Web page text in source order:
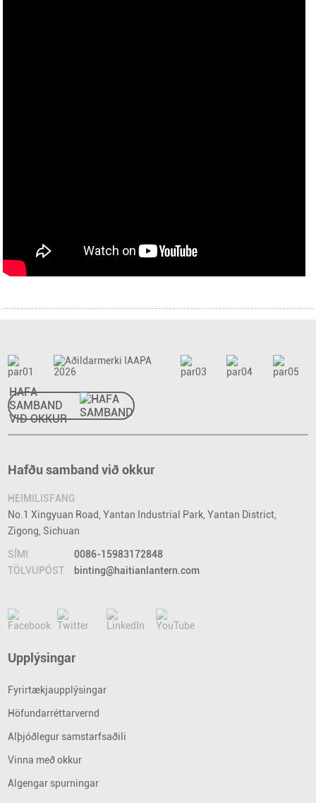
HAFA
SAMBAND
VIÐ OKKUR
Hafðu samband við okkur
HEIMILISFANG
No.1 Xingyuan Road, Yantan Industrial Park, Yantan District,
Zigong, Sichuan
SÍMI
0086-15983172848
TÖLVUPÓST
binting@haitianlantern.com
Upplýsingar
Fyrirtækjaupplýsingar
Höfundarréttarvernd
Alþjóðlegur samstarfsaðili
Vinna með okkur
Algengar spurningar